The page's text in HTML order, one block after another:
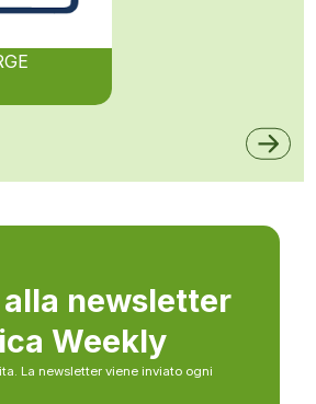
newsletter
Weekly
La newsletter viene inviato ogni